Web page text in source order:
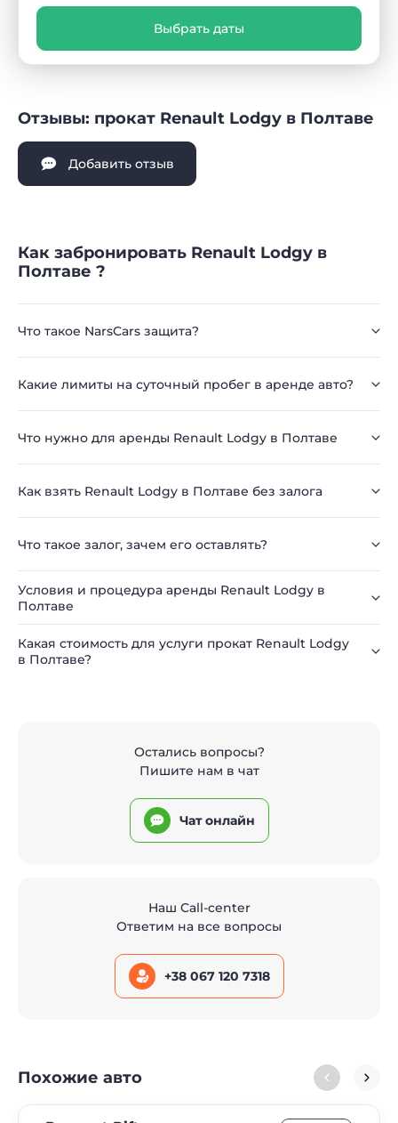
Выбрать даты
Отзывы: прокат Renault Lodgy в Полтаве
Добавить отзыв
Как забронировать Renault Lodgy в
Полтаве ?
Что такое NarsCars защита?
Какие лимиты на суточный пробег в аренде авто?
Что нужно для аренды Renault Lodgy в Полтаве
Как взять Renault Lodgy в Полтаве без залога
Что такое залог, зачем его оставлять?
Условия и процедура аренды Renault Lodgy в
Полтаве
Какая стоимость для услуги прокат Renault Lodgy
в Полтаве?
Остались вопросы?
Пишите нам в чат
Чат онлайн
Наш Call-center
Ответим на все вопросы
+38 067 120 7318
Похожие авто